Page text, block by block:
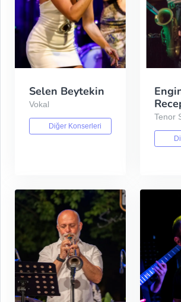
Selen Beytekin
Vokal
Diğer Konserleri
Tenor